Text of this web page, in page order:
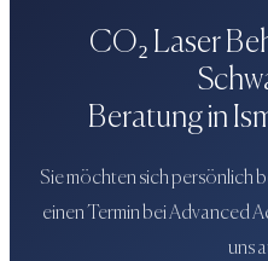
CO₂ Laser
Beratung in
Sie möchten sich persönlich
einen Termin beiAdvanced
uns